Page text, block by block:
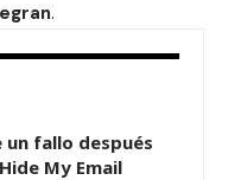
.
fallo después
My Email